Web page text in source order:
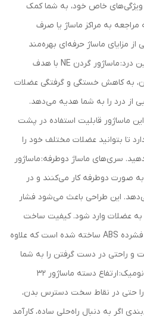
ویژگی‌های خاص خود، به شما کمک
مراجعه به مراکز ماساژ یا صرف
از مزایای ماساژ حرفه‌ای بهره‌مند
شوید. افزایش خون‌رسانی و تسکین درد: ماساژور گردن NE با هدف
به کاهش خستگی و گرفتگی عضلات
درد را به شما هدیه می‌دهد.
این ماساژور قابلیت استفاده در پشت
تا بتوانید عضلات مختلف خود را
سری‌های ماساژ دوطرفه: ماساژور
به صورت دوطرفه کار می‌کنند و در
می‌دهد. این طراحی باعث می‌شود فشار
عضلات وارد شود. کیفیت ساخت
بالا: بدنه این محصول از پلاستیک فشرده ABS ساخته شده است که علاوه
و راحتی در دست گرفتن را به شما
منتقل می‌کند. ابعاد و طراحی ارگونومیک: ارتفاع دسته ماساژور 32
را حتی در نقاط سخت دسترس بدن،
اگر به دنبال راه‌حلی ساده، کارآمد